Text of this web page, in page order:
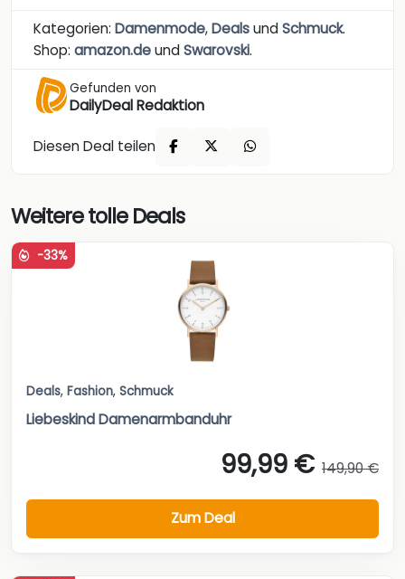
Kategorien: Damenmode,DealsundSchmuck.
Shop: amazon.deundSwarovski.
Gefunden von
DailyDeal Redaktion
Diesen Deal teilen
Weitere tolle Deals
-33%
Deals, Fashion, Schmuck
Liebeskind Damenarmbanduhr
99,99 € 149,90 €
Zum Deal